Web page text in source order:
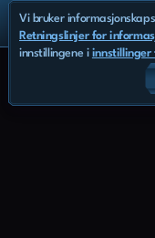
Vi bruker
Retningslinjer for
innstillingene i innstillinger